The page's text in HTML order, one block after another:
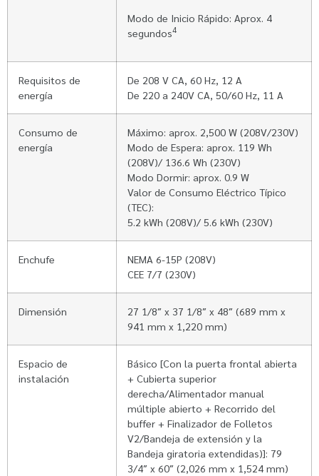
Modo de Inicio Rápido: Aprox. 4
segundos4
Requisitos de
energía
De 208 V CA, 60 Hz, 12 A
De 220 a 240V CA, 50/60 Hz, 11 A
Consumo de
energía
Máximo: aprox. 2,500 W (208V/230V)
Modo de Espera: aprox. 119 Wh
(208V)/ 136.6 Wh (230V)
Modo Dormir: aprox. 0.9 W
Valor de Consumo Eléctrico Típico
(TEC):
5.2 kWh (208V)/ 5.6 kWh (230V)
Enchufe
NEMA 6-15P (208V)
CEE 7/7 (230V)
Dimensión
27 1/8″ x 37 1/8″ x 48″ (689 mm x
941 mm x 1,220 mm)
Espacio de
instalación
Básico [Con la puerta frontal abierta
+ Cubierta superior
derecha/Alimentador manual
múltiple abierto + Recorrido del
buffer + Finalizador de Folletos
V2/Bandeja de extensión y la
Bandeja giratoria extendidas)]: 79
3/4″ x 60″ (2,026 mm x 1,524 mm)